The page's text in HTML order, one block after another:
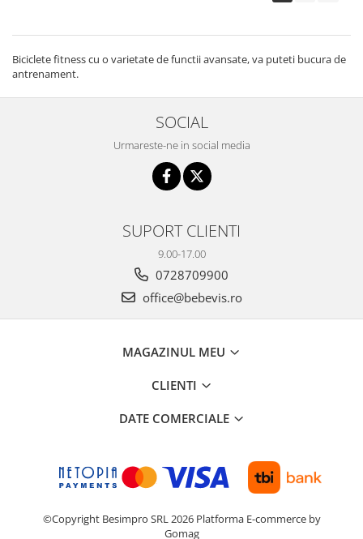
Biciclete fitness cu o varietate de functii avansate, va puteti bucura de
antrenament.
SOCIAL
Urmareste-ne in social media
SUPORT CLIENTI
9.00-17.00
0728709900
office@bebevis.ro
MAGAZINUL MEU
CLIENTI
DATE COMERCIALE
©Copyright Besimpro SRL 2026 Platforma E-commerce by
Gomag